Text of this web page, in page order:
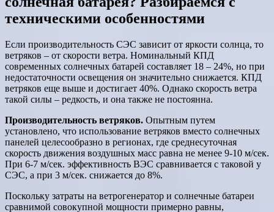
техническими особенностями
Если производительность СЭС зависит от яркости солнца, то
ветряков – от скорости ветра. Номинальный КПД
современных солнечных батарей составляет 18 – 24%, но при
недостаточности освещения он значительно снижается. КПД
ветряков еще выше и достигает 40%. Однако скорость ветра
такой силы – редкость, и она также не постоянна.
Производительность ветряков. Опытным путем
установлено, что использование ветряков вместо солнечных
панелей целесообразно в регионах, где среднесуточная
скорость движения воздушных масс равна не менее 9-10 м/сек.
При 6-7 м/сек. эффективность ВЭС сравнивается с таковой у
СЭС, а при 3 м/сек. снижается до 8%.
Поскольку затраты на ветрогенератор и солнечные батареи
сравнимой совокупной мощности примерно равны,